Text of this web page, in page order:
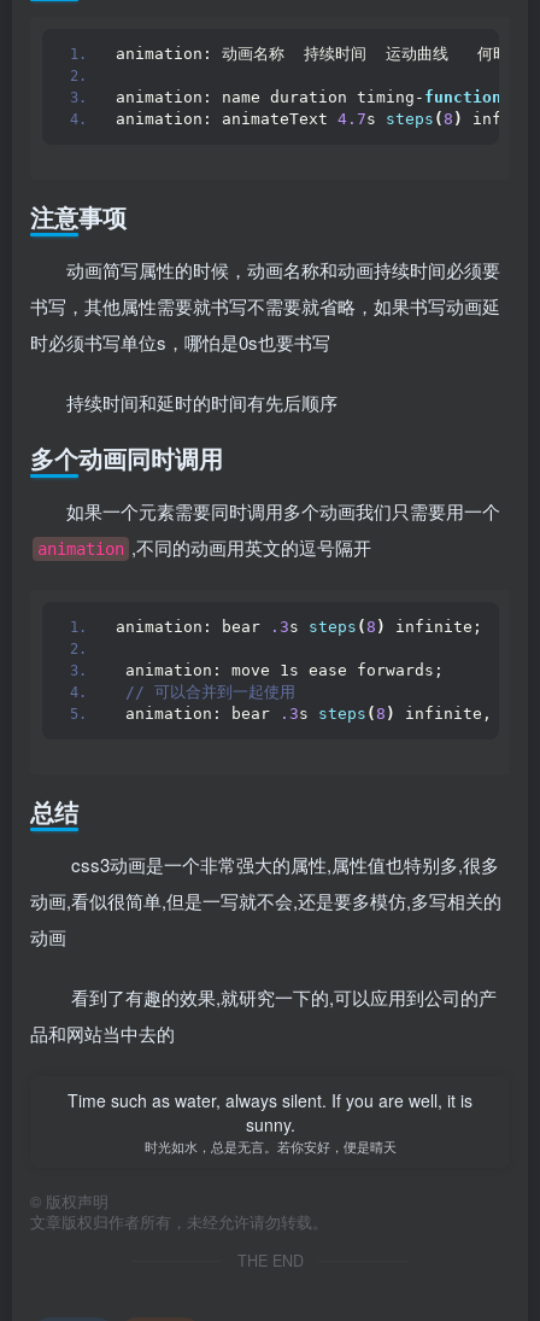
animation: 动画名称  持续时间  运动曲线   何时开始
animation: name duration timing- function
animation: animateText 4.7s steps (8 )
注意事项
动画简写属性的时候，动画名称和动画持续时间必须要
书写，其他属性需要就书写不需要就省略，如果书写动画延
时必须书写单位s，哪怕是0s也要书写
持续时间和延时的时间有先后顺序
多个动画同时调用
如果一个元素需要同时调用多个动画我们只需要用一个
animation ,不同的动画用英文的逗号隔开
animation: bear .3s steps (8 ) infinite;
animation: move 1s ease forwards;
// 可以合并到一起使用
animation: bear
.3s steps (8 ) infinite, move
总结
css3动画是一个非常强大的属性,属性值也特别多,很多
动画,看似很简单,但是一写就不会,还是要多模仿,多写相关的
动画
看到了有趣的效果,就研究一下的,可以应用到公司的产
品和网站当中去的
Time such as water, always silent. If you are well, it is
sunny.
时光如水，总是无言。若你安好，便是晴天
© 版权声明
文章版权归作者所有，未经允许请勿转载。
THE END